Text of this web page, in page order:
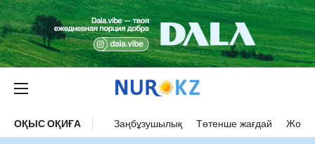
ОҚЫС ОҚИҒА Заңбұзушылық Төтенше жағдай Жол